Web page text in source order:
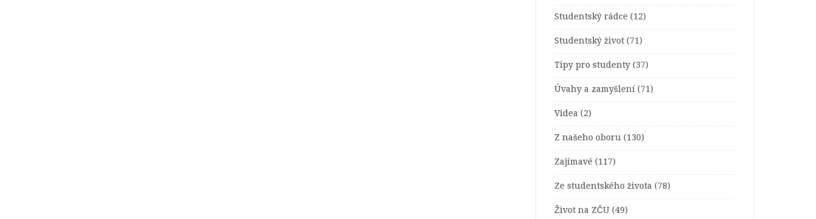
Studentský rádce (12)
Studentský život (71)
Tipy pro studenty (37)
Úvahy a zamyšlení (71)
Videa (2)
Z našeho oboru (130)
Zajímavé (117)
Ze studentského života (78)
Život na ZČU (49)